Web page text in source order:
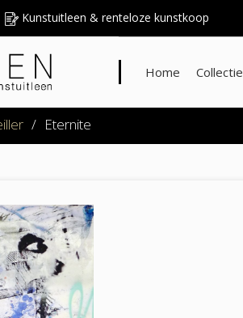
Kunstuitleen & renteloze kunstkoop
Home Collectie
/ Eternite